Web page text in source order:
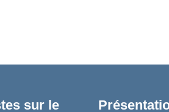
sur le